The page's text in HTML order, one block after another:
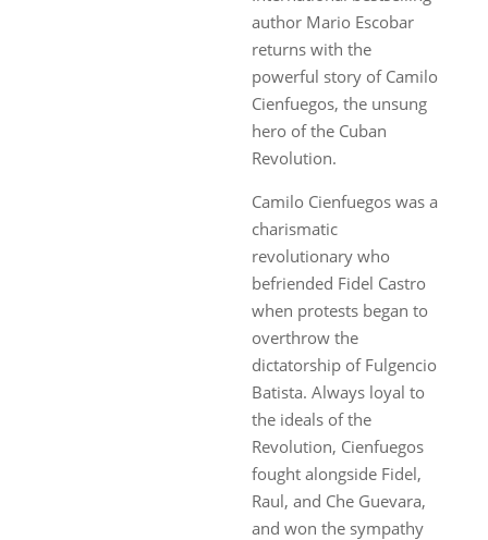
author Mario Escobar
returns with the
powerful story of Camilo
Cienfuegos, the unsung
hero of the Cuban
Revolution.
Camilo Cienfuegos was a
charismatic
revolutionary who
befriended Fidel Castro
when protests began to
overthrow the
dictatorship of Fulgencio
Batista. Always loyal to
the ideals of the
Revolution, Cienfuegos
fought alongside Fidel,
Raul, and Che Guevara,
and won the sympathy